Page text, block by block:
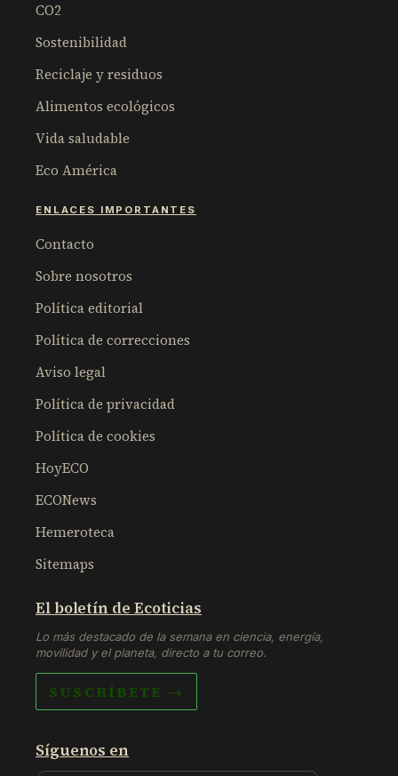
CO2
Sostenibilidad
Reciclaje y residuos
Alimentos ecológicos
Vida saludable
Eco América
ENLACES IMPORTANTES
Contacto
Sobre nosotros
Política editorial
Política de correcciones
Aviso legal
Política de privacidad
Política de cookies
HoyECO
ECONews
Hemeroteca
Sitemaps
El boletín de Ecoticias
Lo más destacado de la semana en ciencia, energía,
movilidad y el planeta, directo a tu correo.
SUSCRÍBETE →
Síguenos en